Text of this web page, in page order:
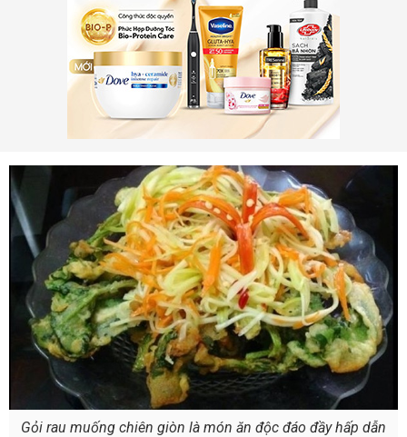
Gỏi rau muống chiên giòn là món ăn độc đáo đầy hấp dẫn